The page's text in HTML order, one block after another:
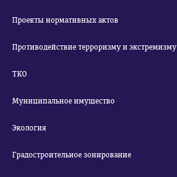
Проекты нормативных актов
Противодействие терроризму и экстремизму
ТКО
Муниципальное имущество
Экология
Градостроительное зонирование